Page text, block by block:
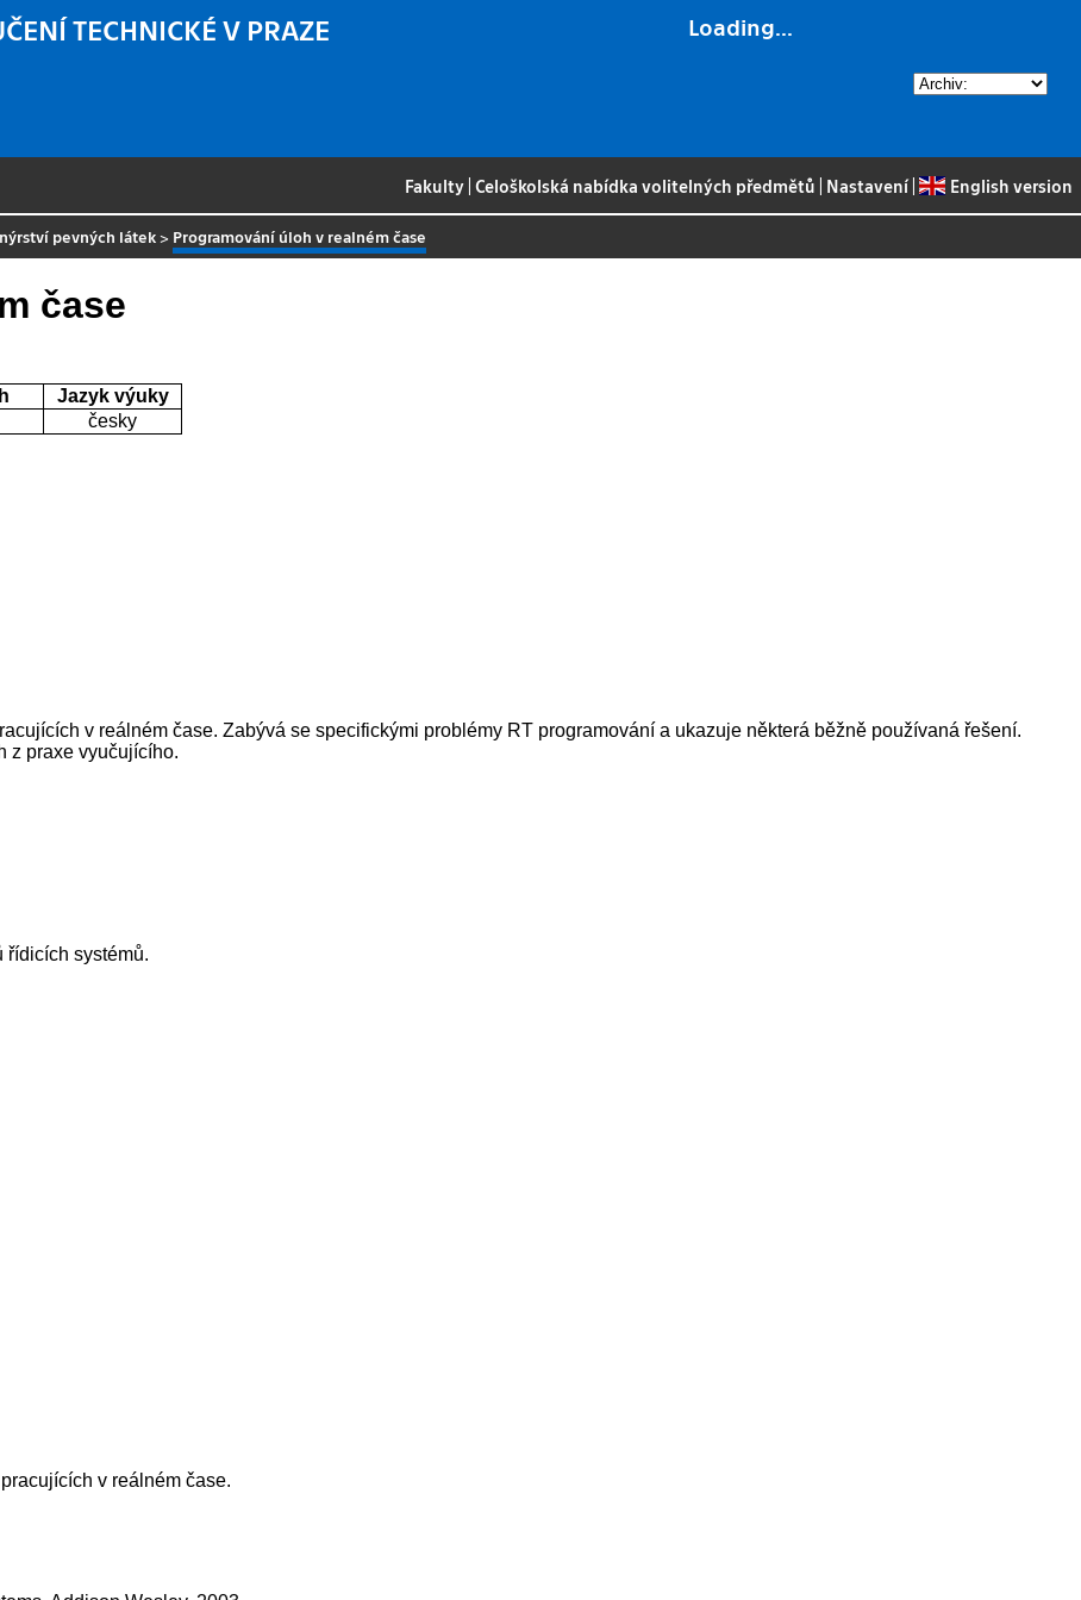
Loading...
TECHNICKÉ V PRAZE
Fakulty |Celoškolská nabídka volitelných předmětů Nastavení| English version
pevných látek > Programování úloh v realném čase
čase
Jazyk výuky
česky
v reálném čase. Zabývá se specifickými problémy RT programování a ukazuje některá běžně používaná řešení.
z praxe vyučujícího.
řídicích systémů.
v reálném čase.